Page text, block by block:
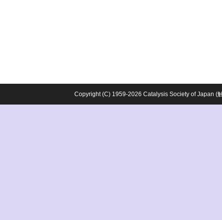
Copyright (C) 1959-2026 Catalysis Society of Japan (